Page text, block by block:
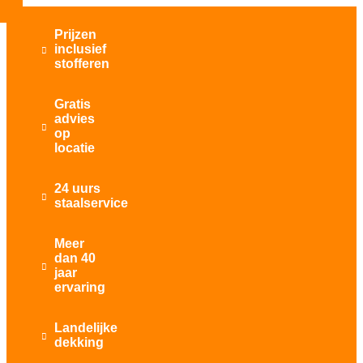

Prijzen
inclusief
stofferen

Gratis
advies
op
locatie

24 uurs
staalservice

Meer
dan 40
jaar
ervaring

Landelijke
dekking